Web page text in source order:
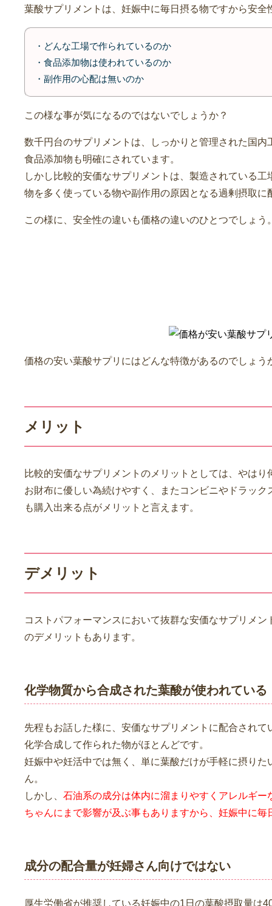
葉酸サプリメントは、妊娠中に毎日摂る物ですから安全
・どんな工場で作られているのか
・食品添加物は使われているのか
・副作用の心配は無いのか
この様な事が気になるのではないでしょうか？
数千円台のサプリメントは、しっかりと管理された国
食品添加物も明確にされています。
しかし比較的安価なサプリメントは、製造されている
物を多く使っている物や副作用の原因となる過剰摂取
この様に、安全性の違いも価格の違いのひとつでしょう
価格の安い葉酸サプリにはどんな特徴があるのでしょう
メリット
比較的安価なサプリメントのメリットとしては、やはり
お財布に優しい為続けやすく、またコンビニやドラッ
も購入出来る点がメリットと言えます。
デメリット
コストパフォーマンスにおいて抜群な安価なサプリメ
のデメリットもあります。
化学物質から合成された葉酸が使われている
先程もお話した様に、安価なサプリメントに配合され
化学合成して作られた物がほとんどです。
妊娠中や妊活中では無く、単に葉酸だけが手軽に摂り
ん。
しかし、 石油系の成分は体内に溜まりやすくアレルギ
ちゃんにまで影響が及ぶ事もありますから、妊娠中に
成分の配合量が妊婦さん向けではない
厚生労働省が推奨している妊娠中の1日の葉酸摂取量は